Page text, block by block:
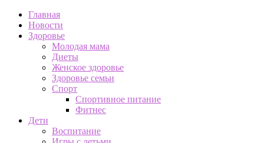
Главная
Новости
Здоровье
Молодая мама
Диеты
Женское здоровье
Здоровье семьи
Спорт
Спортивное питание
Фитнес
Дети
Воспитание